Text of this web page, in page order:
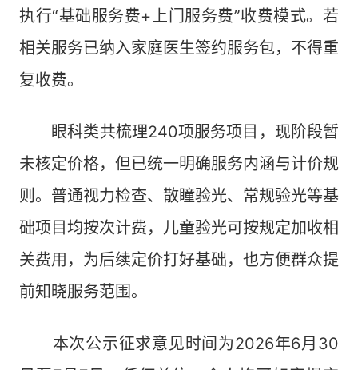
执行“基础服务费+上门服务费”收费模式。若
相关服务已纳入家庭医生签约服务包，不得重
复收费。
眼科类共梳理240项服务项目，现阶段暂
未核定价格，但已统一明确服务内涵与计价规
则。普通视力检查、散瞳验光、常规验光等基
础项目均按次计费，儿童验光可按规定加收相
关费用，为后续定价打好基础，也方便群众提
前知晓服务范围。
本次公示征求意见时间为2026年6月30